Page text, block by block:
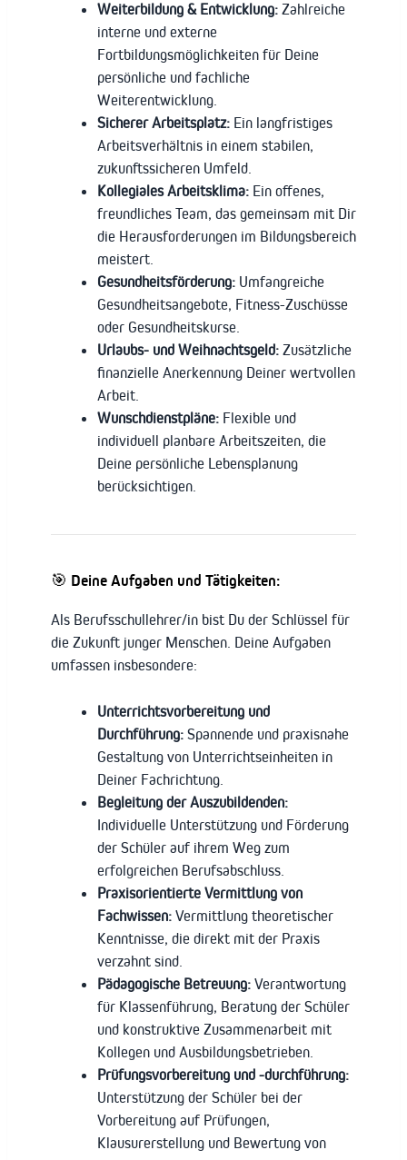
Weiterbildung & Entwicklung: Zahlreiche
interne und externe
Fortbildungsmöglichkeiten für Deine
persönliche und fachliche
Weiterentwicklung.
Sicherer Arbeitsplatz: Ein langfristiges
Arbeitsverhältnis in einem stabilen,
zukunftssicheren Umfeld.
Kollegiales Arbeitsklima: Ein offenes,
freundliches Team, das gemeinsam mit Dir
die Herausforderungen im Bildungsbereich
meistert.
Gesundheitsförderung: Umfangreiche
Gesundheitsangebote, Fitness-Zuschüsse
oder Gesundheitskurse.
Urlaubs- und Weihnachtsgeld: Zusätzliche
finanzielle Anerkennung Deiner wertvollen
Arbeit.
Wunschdienstpläne: Flexible und
individuell planbare Arbeitszeiten, die
Deine persönliche Lebensplanung
berücksichtigen.
🎯 Deine Aufgaben und Tätigkeiten:
Als Berufsschullehrer/in bist Du der Schlüssel für
die Zukunft junger Menschen. Deine Aufgaben
umfassen insbesondere:
Unterrichtsvorbereitung und
Durchführung: Spannende und praxisnahe
Gestaltung von Unterrichtseinheiten in
Deiner Fachrichtung.
Begleitung der Auszubildenden:
Individuelle Unterstützung und Förderung
der Schüler auf ihrem Weg zum
erfolgreichen Berufsabschluss.
Praxisorientierte Vermittlung von
Fachwissen: Vermittlung theoretischer
Kenntnisse, die direkt mit der Praxis
verzahnt sind.
Pädagogische Betreuung: Verantwortung
für Klassenführung, Beratung der Schüler
und konstruktive Zusammenarbeit mit
Kollegen und Ausbildungsbetrieben.
Prüfungsvorbereitung und -durchführung:
Unterstützung der Schüler bei der
Vorbereitung auf Prüfungen,
Klausurerstellung und Bewertung von